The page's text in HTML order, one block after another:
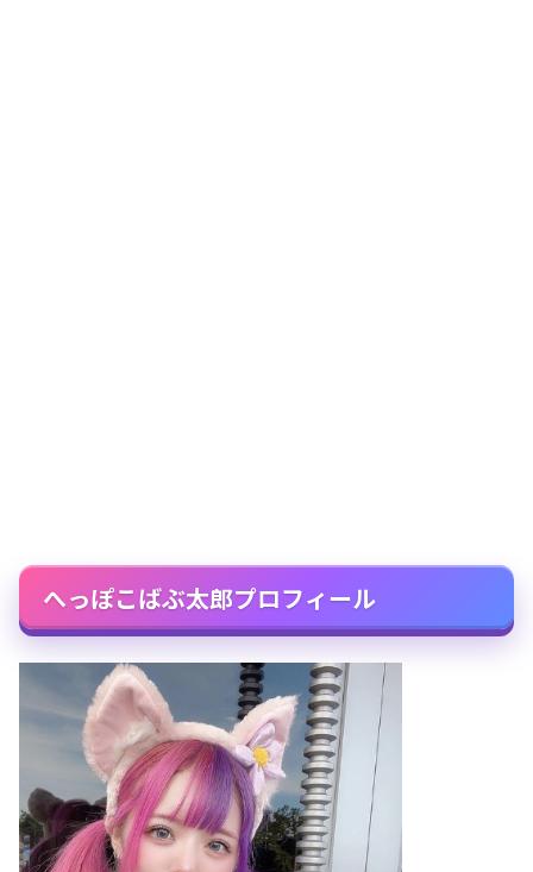
へっぽこばぶ太郎プロフィール